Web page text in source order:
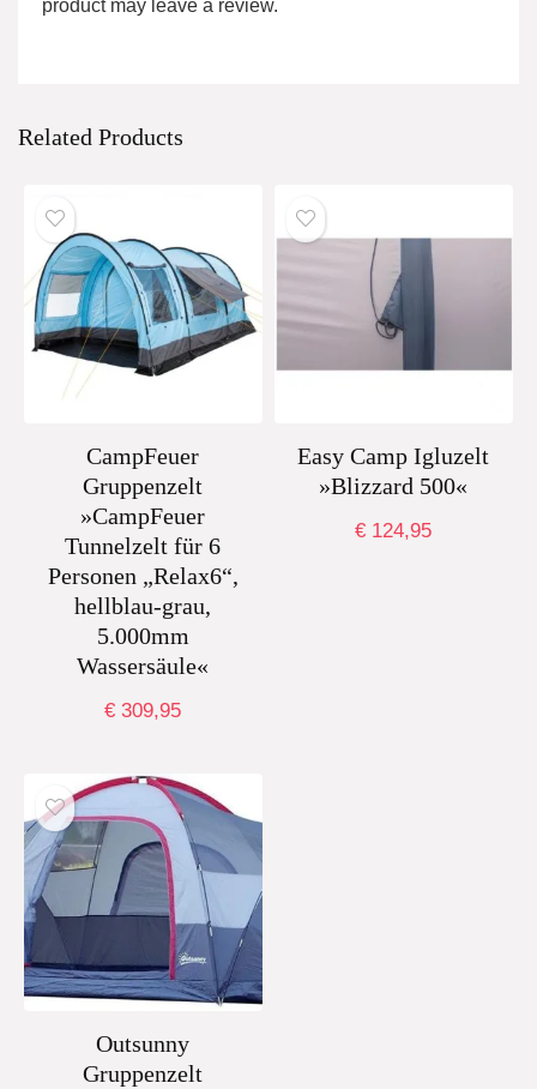
product may leave a review.
Related Products
CampFeuer
Gruppenzelt
»CampFeuer
Tunnelzelt für 6
Personen „Relax6“,
hellblau-grau,
5.000mm
Wassersäule«
€ 309,95
Easy Camp Igluzelt
»Blizzard 500«
€ 124,95
Outsunny
Gruppenzelt